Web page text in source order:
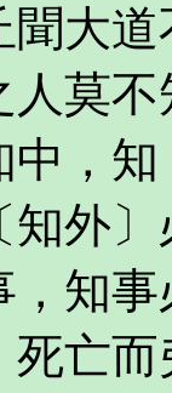
大
莫
，
外
知
亡